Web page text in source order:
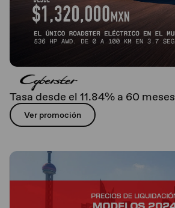
Tasa desde el 11.84% a 60 meses
Ver promoción